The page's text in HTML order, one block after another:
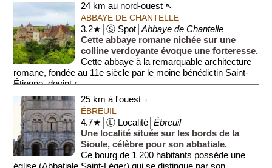
24 km au nord-ouest ↖
ABBAYE DE CHANTELLE
3.2★│Ⓢ Spot│Abbaye de Chantelle
Cette abbaye romane nichée sur une
colline verdoyante évoque une forteresse.
Cette abbaye à la remarquable architecture
romane, fondée au 11e siècle par le moine bénédictin Saint-
Étienne, devint r...
25 km à l'ouest ←
ÉBREUIL
4.7★│Ⓛ Localité│Ébreuil
Une localité située sur les bords de la
Sioule, célèbre pour son abbatiale.
Ce bourg de 1 200 habitants possède une
église (Abbatiale Saint-Léger) qui se distingue par son